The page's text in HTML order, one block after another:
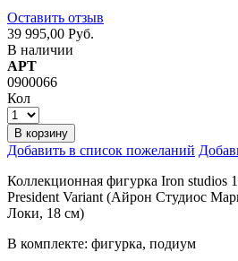
Оставить отзыв
39 995,00 Руб.
В наличии
АРТ
0900066
Кол
В корзину
Добавить в список пожеланий
Коллекционная фигурка Iron studios
President Variant (Айрон Студиос
Локи, 18 см)
В комплекте: фигурка, подиум